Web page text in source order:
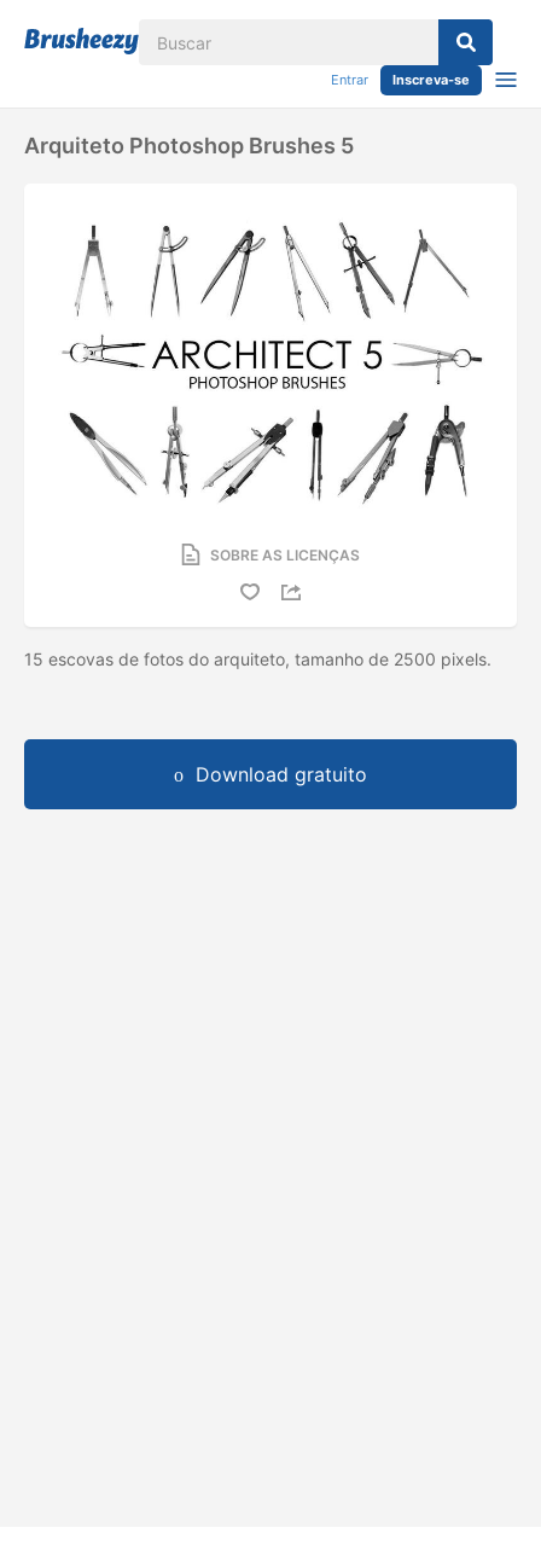
Entrar Inscreva-se
Arquiteto Photoshop Brushes 5
SOBRE AS LICENÇAS
15 escovas de fotos do arquiteto, tamanho de 2500 pixels.
Download gratuito